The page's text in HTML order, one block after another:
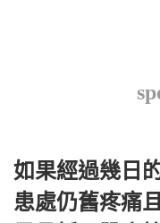
如果經過幾日
患處仍舊疼痛